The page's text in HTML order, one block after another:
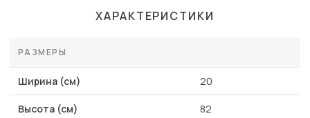
ХАРАКТЕРИСТИКИ
РАЗМЕРЫ
Ширина (см) 20
Высота (см) 82